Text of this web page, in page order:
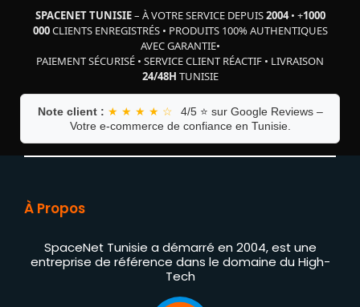
SPACENET TUNISIE– À VOTRE SERVICE DEPUIS2004• +1000
000CLIENTS ENREGISTRÉS• PRODUITS 100% AUTHENTIQUES
AVEC GARANTIE•
PAIEMENT SÉCURISÉ • SERVICE CLIENT RÉACTIF • LIVRAISON
24/48H TUNISIE
Note client : ★ ★ ★ ★ ☆
4/5 ⭐ sur Google Reviews –
Votre e-commerce de confiance en Tunisie.
À Propos
SpaceNet Tunisie a démarré en 2004, est une
entreprise de référence dans le domaine du High-
Tech